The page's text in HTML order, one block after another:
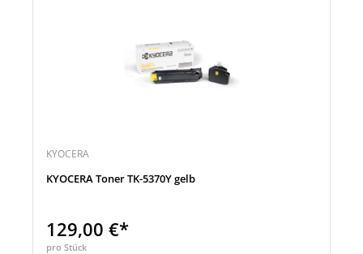
KYOCERA
KYOCERA Toner TK-5370Y gelb
129,00 €*
pro Stück